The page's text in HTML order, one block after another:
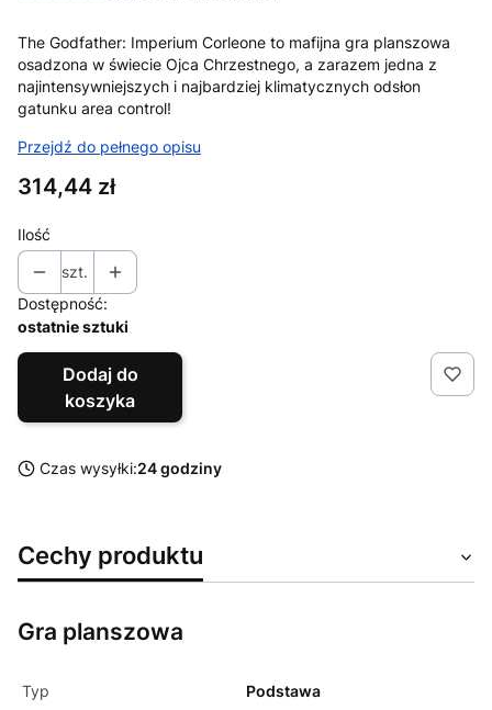
The Godfather: Imperium Corleone to mafijna gra planszowa
osadzona w świecie Ojca Chrzestnego, a zarazem jedna z
najintensywniejszych i najbardziej klimatycznych odsłon
gatunku area control!
Przejdź do pełnego opisu
Cena
314,44 zł
Ilość
szt.
Dostępność:
ostatnie sztuki
Dodaj do
koszyka
Czas wysyłki:24 godziny
Cechy produktu
Gra planszowa
Typ Podstawa